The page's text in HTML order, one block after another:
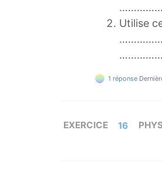
Utilise
1 réponse
EXERCICE 16